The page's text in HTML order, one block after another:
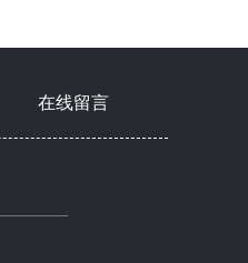
在线留言